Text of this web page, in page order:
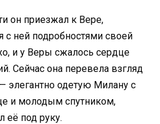
он приезжал к Вере,
с ней подробностями своей
и у Веры сжалось сердце
Сейчас она перевела взгляд
элегантно одетую Милану с
и молодым спутником,
её под руку.